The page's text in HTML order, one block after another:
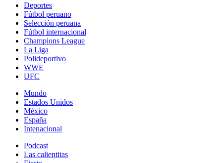
Deportes
Fútbol peruano
Selección peruana
Fútbol internacional
Champions League
La Liga
Polideportivo
WWE
UFC
Mundo
Estados Unidos
México
España
Intenacional
Podcast
Las calientitas